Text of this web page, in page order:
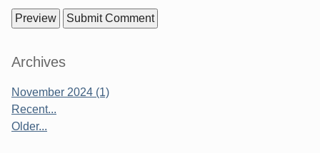
Sidebar
Archives
November 2024 (1)
Recent...
Older...